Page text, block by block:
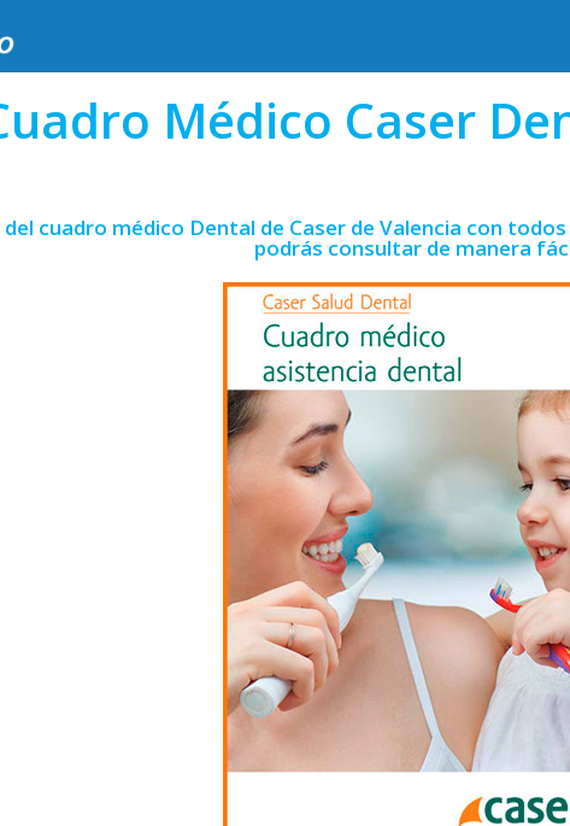
Médico Caser
cuadro médico Dental de Caser de Valencia con
podrás consultar de manera